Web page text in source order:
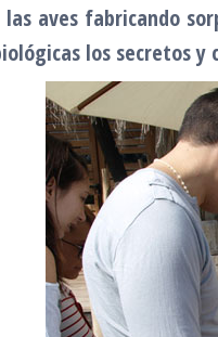
aves fabricando
los secretos y